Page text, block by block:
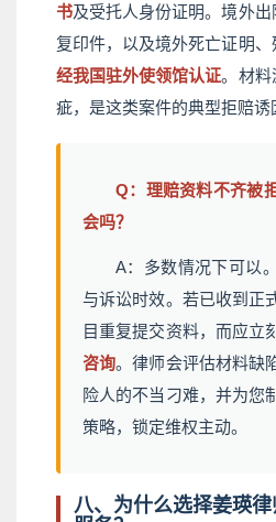
书及受托人身份证明。境外
复印件，以及境外死亡证明
经我国驻外使领馆认证。材料
疵，是这类案件的典型拒赔诱
Q：理赔资料不齐被
会吗？
A：多数情况下可以
与诉讼时效。若已收到正
目重复提交资料，而应立
咨询。律师会评估材料缺
险人的不当刁难，并为您
策略，锁定维权主动。
八、为什么选择姜瑛